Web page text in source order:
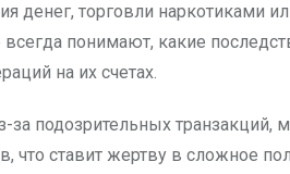
денег, торговли наркотиками
понимают, какие
на их счетах.
за подозрительных транзакций,
что ставит жертву в сложное